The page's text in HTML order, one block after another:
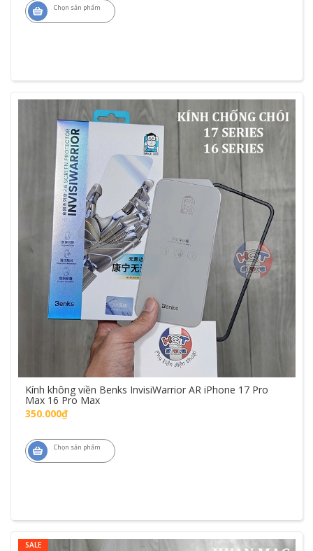
Chọn sản phẩm
Kính không viền Benks InvisiWarrior AR iPhone 17 Pro
Max 16 Pro Max
350.000₫
Chọn sản phẩm
SALE